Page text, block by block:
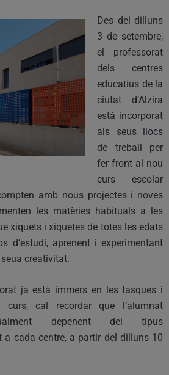
Des del dilluns
3 de setembre,
el professorat
dels centres
educatius de la
ciutat d’Alzira
està incorporat
als seus llocs
de treball per
fer front al nou
curs escolar
amb nous projectes i noves
les matèries habituals a les
xiquets i xiquetes de totes les edats
d’estudi, aprenent i experimentant
creativitat.
ja està immers en les tasques i
cal recordar que l’alumnat
depenent del tipus
a cada centre, a partir del dilluns 10